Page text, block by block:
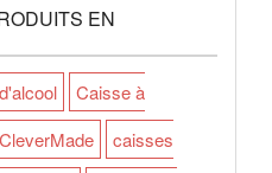
EN
Caisse à
caisses